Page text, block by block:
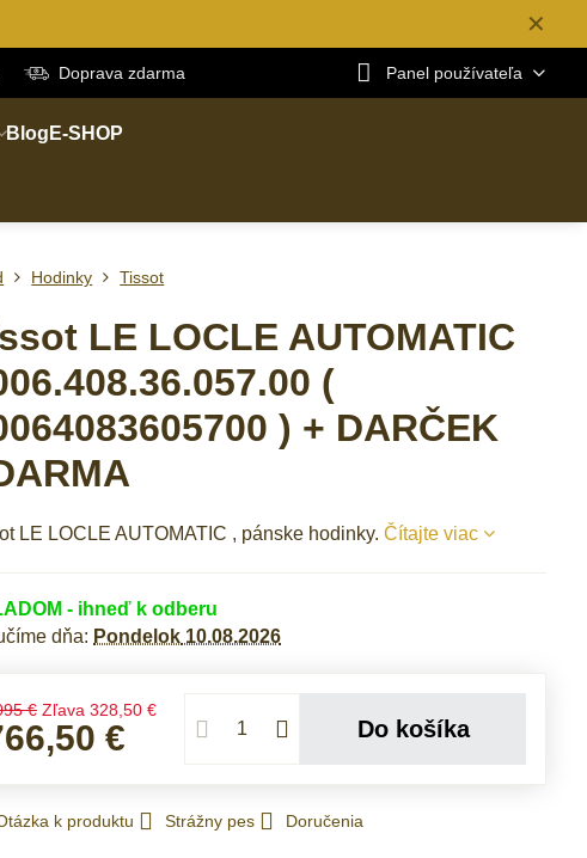
✕
Doprava zdarma Panel používateľa
Blog E-SHOP
Hodinky Tissot
LE LOCLE AUTOMATIC
(
) + DARČEK
LE LOCLE AUTOMATIC , pánske hodinky.Čítajte viac
- ihneď k odberu
dňa: Pondelok 10.08.2026
€ Zľava 328,50 €
€ Do košíka
k produktu Strážny pes Doručenia